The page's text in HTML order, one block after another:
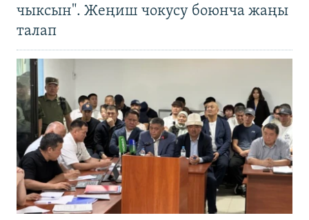
чыксын". Жеңиш чокусу боюнча жаңы
талап